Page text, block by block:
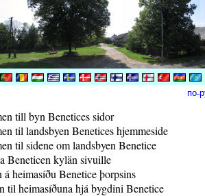
till byn Benetices sidor
til landsbyen Benetices hjemmeside
til sidene om landsbyen Benetice
Beneticen kylän sivuille
heimasíðu Benetice þorpsins
til heimasíðuna hjá bygdini Benetice
по-